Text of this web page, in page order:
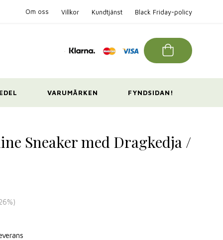
Om oss Villkor Kundtjänst Black Friday-policy
VARUMÄRKEN FYNDSIDAN!
Sneaker med Dragkedja /
%)